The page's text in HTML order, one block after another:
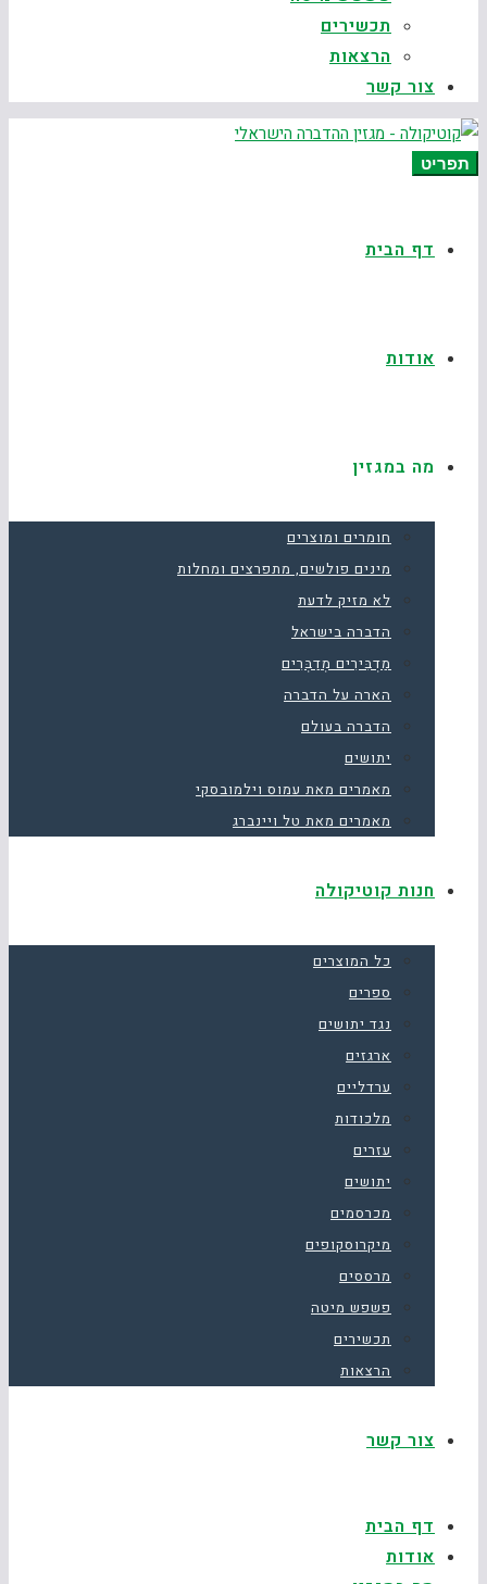
תכשירים
הרצאות
צור קשר
תפריט
דף הבית
אודות
מה במגזין
חומרים ומוצרים
מינים פולשים, מתפרצים ומחלות
לא מזיק לדעת
הדברה בישראל
מַדְבִּירִים מְדַבְּרִים
הארה על הדברה
הדברה בעולם
יתושים
מאמרים מאת עמוס וילמובסקי
מאמרים מאת טל ויינברג
חנות קוטיקולה
כל המוצרים
ספרים
נגד יתושים
ארגזים
ערדליים
מלכודות
עזרים
יתושים
מכרסמים
מיקרוסקופים
מרססים
פשפש מיטה
תכשירים
הרצאות
צור קשר
דף הבית
אודות